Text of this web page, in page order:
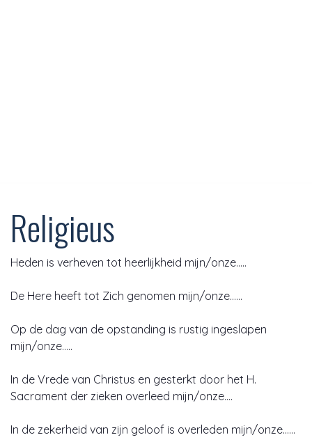
Religieus
Heden is verheven tot heerlijkheid mijn/onze…..
De Here heeft tot Zich genomen mijn/onze……
Op de dag van de opstanding is rustig ingeslapen
mijn/onze…..
In de Vrede van Christus en gesterkt door het H.
Sacrament der zieken overleed mijn/onze….
In de zekerheid van zijn geloof is overleden mijn/onze……